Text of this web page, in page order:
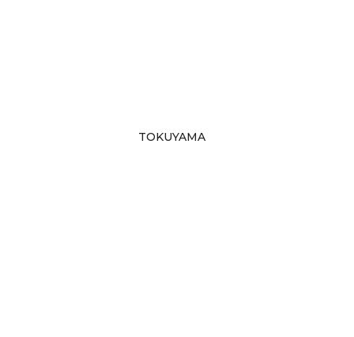
TOKUYAMA